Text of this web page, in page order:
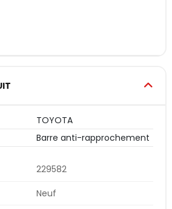
TOYOTA
Barre anti-rapprochement
229582
Neuf